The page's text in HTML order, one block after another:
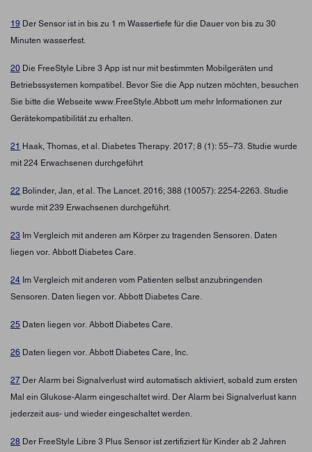
19 Der Sensor ist in bis zu 1 m Wassertiefe für die Dauer von bis zu 30
Minuten wasserfest.
20 Die FreeStyle Libre 3 App ist nur mit bestimmten Mobilgeräten und
Betriebssystemen kompatibel. Bevor Sie die App nutzen möchten, besuchen
Sie bitte die Webseite www.FreeStyle.Abbott um mehr Informationen zur
Gerätekompatibilität zu erhalten.
21 Haak, Thomas, et al. Diabetes Therapy. 2017; 8 (1): 55–73. Studie wurde
mit 224 Erwachsenen durchgeführt
22 Bolinder, Jan, et al. The Lancet. 2016; 388 (10057): 2254-2263. Studie
wurde mit 239 Erwachsenen durchgeführt.
23 Im Vergleich mit anderen am Körper zu tragenden Sensoren. Daten
liegen vor. Abbott Diabetes Care.
24 Im Vergleich mit anderen vom Patienten selbst anzubringenden
Sensoren. Daten liegen vor. Abbott Diabetes Care.
25 Daten liegen vor. Abbott Diabetes Care.
26 Daten liegen vor. Abbott Diabetes Care, Inc.
27 Der Alarm bei Signalverlust wird automatisch aktiviert, sobald zum ersten
Mal ein Glukose-Alarm eingeschaltet wird. Der Alarm bei Signalverlust kann
jederzeit aus- und wieder eingeschaltet werden.
28 Der FreeStyle Libre 3 Plus Sensor ist zertifiziert für Kinder ab 2 Jahren